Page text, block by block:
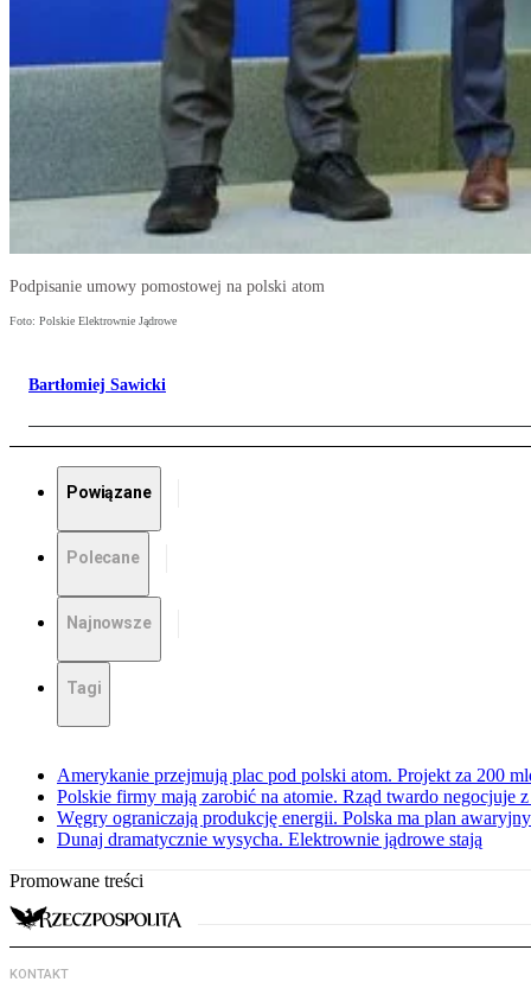
Podpisanie umowy pomostowej na polski atom
Foto: Polskie Elektrownie Jądrowe
Bartłomiej Sawicki
Powiązane
Polecane
Najnowsze
Tagi
Amerykanie przejmują plac pod polski atom. Projekt za 200
Polskie firmy mają zarobić na atomie. Rząd twardo negocjuje
Węgry ograniczają produkcję energii. Polska ma plan
Dunaj dramatycznie wysycha. Elektrownie jądrowe stają
Promowane treści
KONTAKT